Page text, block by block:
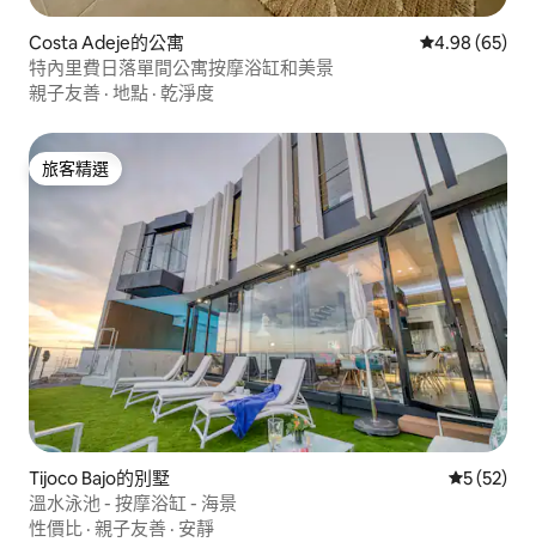
Costa Adeje的公寓 從 65 則評價
4.98 (65)
特內里費日落單間公寓按摩浴缸和美景
親子友善 · 地點 · 乾淨度
旅客精選
旅客精選
Tijoco Bajo的別墅 從 52 則評
5 (52)
溫水泳池 - 按摩浴缸 - 海景
性價比 · 親子友善 · 安靜